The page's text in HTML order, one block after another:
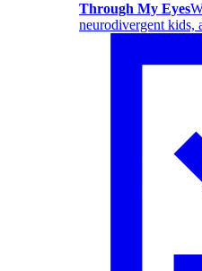
Through My Eyes
neurodivergent kids,